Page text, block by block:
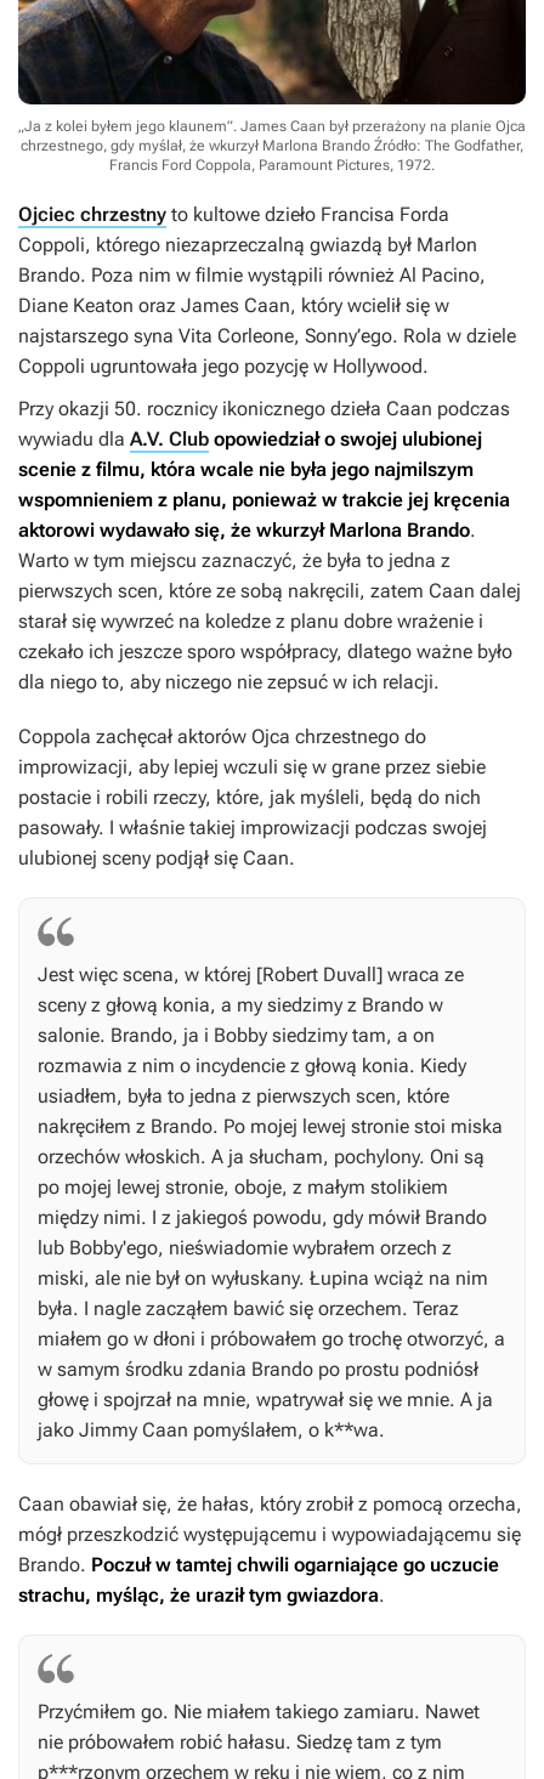
„Ja z kolei byłem jego klaunem”. James Caan był przerażony na planie Ojca
chrzestnego, gdy myślał, że wkurzył Marlona Brando Źródło: The Godfather,
Francis Ford Coppola, Paramount Pictures, 1972.
Ojciec chrzestny to kultowe dzieło Francisa Forda
Coppoli, którego niezaprzeczalną gwiazdą był Marlon
Brando. Poza nim w filmie wystąpili również Al Pacino,
Diane Keaton oraz James Caan, który wcielił się w
najstarszego syna Vita Corleone, Sonny’ego. Rola w dziele
Coppoli ugruntowała jego pozycję w Hollywood.
Przy okazji 50. rocznicy ikonicznego dzieła Caan podczas
wywiadu dla A.V. Club opowiedział o swojej ulubionej
scenie z filmu, która wcale nie była jego najmilszym
wspomnieniem z planu, ponieważ w trakcie jej kręcenia
aktorowi wydawało się, że wkurzył Marlona Brando.
Warto w tym miejscu zaznaczyć, że była to jedna z
pierwszych scen, które ze sobą nakręcili, zatem Caan dalej
starał się wywrzeć na koledze z planu dobre wrażenie i
czekało ich jeszcze sporo współpracy, dlatego ważne było
dla niego to, aby niczego nie zepsuć w ich relacji.
Coppola zachęcał aktorów Ojca chrzestnego do
improwizacji, aby lepiej wczuli się w grane przez siebie
postacie i robili rzeczy, które, jak myśleli, będą do nich
pasowały. I właśnie takiej improwizacji podczas swojej
ulubionej sceny podjął się Caan.
Jest więc scena, w której [Robert Duvall] wraca ze
sceny z głową konia, a my siedzimy z Brando w
salonie. Brando, ja i Bobby siedzimy tam, a on
rozmawia z nim o incydencie z głową konia. Kiedy
usiadłem, była to jedna z pierwszych scen, które
nakręciłem z Brando. Po mojej lewej stronie stoi miska
orzechów włoskich. A ja słucham, pochylony. Oni są
po mojej lewej stronie, oboje, z małym stolikiem
między nimi. I z jakiegoś powodu, gdy mówił Brando
lub Bobby'ego, nieświadomie wybrałem orzech z
miski, ale nie był on wyłuskany. Łupina wciąż na nim
była. I nagle zacząłem bawić się orzechem. Teraz
miałem go w dłoni i próbowałem go trochę otworzyć, a
w samym środku zdania Brando po prostu podniósł
głowę i spojrzał na mnie, wpatrywał się we mnie. A ja
jako Jimmy Caan pomyślałem, o k**wa.
Caan obawiał się, że hałas, który zrobił z pomocą orzecha,
mógł przeszkodzić występującemu i wypowiadającemu się
Brando. Poczuł w tamtej chwili ogarniające go uczucie
strachu, myśląc, że uraził tym gwiazdora.
Przyćmiłem go. Nie miałem takiego zamiaru. Nawet
nie próbowałem robić hałasu. Siedzę tam z tym
p***rzonym orzechem w ręku i nie wiem, co z nim